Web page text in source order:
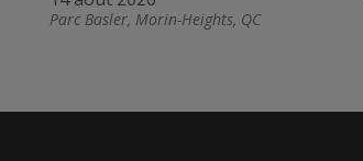
Parc Basler, Morin-Heights, QC